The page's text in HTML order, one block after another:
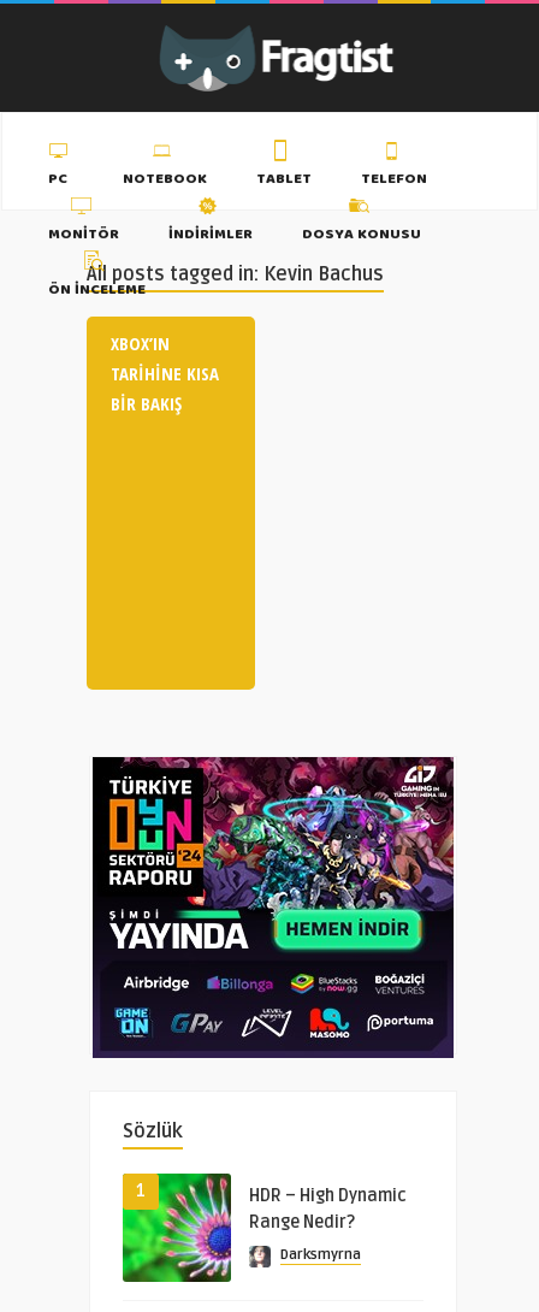
PC NOTEBOOK TABLET
TELEFON
MONITÖR
İNDIRIMLER
DOSYA KONUSU
ÖN İNCELEME
All posts tagged in: Kevin Bachus
XBOX’IN
TARIHINE KISA
BIR BAKIŞ
Sözlük
1
HDR – High Dynamic
Range Nedir?
Darksmyrna